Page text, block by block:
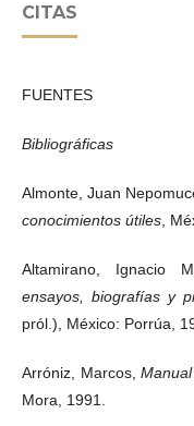
CITAS
FUENTES
Bibliográficas
Almonte, Juan
conocimientos útiles ,
Altamirano, Ignacio
ensayos, biografías y
pról.), México: Porrúa,
Arróniz, Marcos,
Mora, 1991.